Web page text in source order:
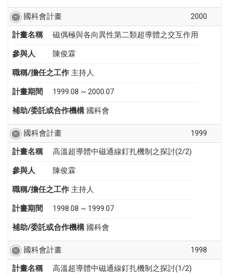
國科會計畫
2000
計畫名稱
磁偶極與各向異性第二類超導體之交互作用
參與人 陳俊霖
職稱/擔任之工作 主持人
計畫期間 1999.08 ~ 2000.07
補助/委託或合作機構 國科會
國科會計畫
1999
計畫名稱
高溫超導體中磁通線釘扎機制之探討(2/2)
參與人 陳俊霖
職稱/擔任之工作 主持人
計畫期間 1998.08 ~ 1999.07
補助/委託或合作機構 國科會
國科會計畫
1998
計畫名稱
高溫超導體中磁通線釘扎機制之探討(1/2)